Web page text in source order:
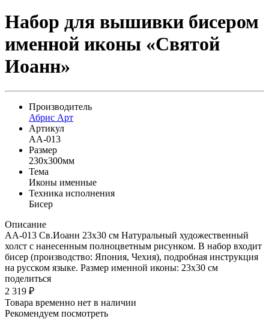
Набор для вышивки бисером
именной иконы «Святой
Иоанн»
Производитель
Абрис Арт
Артикул
AA-013
Размер
230x300мм
Тема
Иконы именные
Техника исполнения
Бисер
Описание
AА-013 Св.Иоанн 23x30 см Натуральный художественный
холст с нанесенным полноцветным рисунком. В набор входит
бисер (производство: Япония, Чехия), подробная инструкция
на русском языке. Размер именной иконы: 23х30 см
поделиться
2 319 ₽
Товара временно нет в наличии
Рекомендуем посмотреть